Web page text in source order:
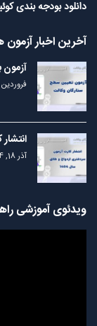
دانلود بودجه بندی کوئیزهای 133
آخرین اخبار آزمون
آزمون
فروردین 20, 1405
آذر 18, 1404
ویدئوی آموزشی